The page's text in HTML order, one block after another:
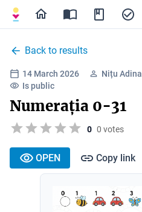
Back to results
14 March 2026 Nițu Adina
Is public
Numerația 0-31
0 0 votes
OPEN Copy link